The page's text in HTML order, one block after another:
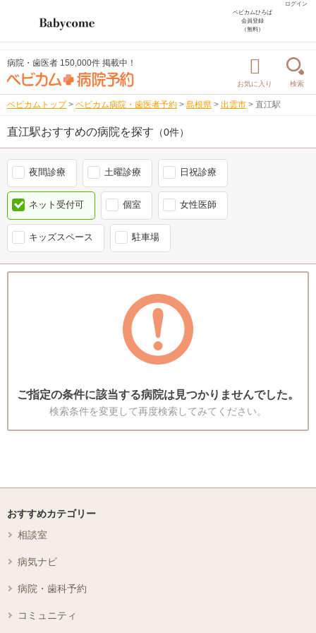
ログイン
ベビカムひろば
会員登録
（無料）
病院・歯医者 150,000件 掲載中！
お気に入り 検索
ベビカムトップ > ベビカム病院・歯医者予約 > 島根県 > 出雲市 > 直江駅
直江駅おすすめの病院を探す （0件）
夜間診療 土曜診療 日祝診療
ネット受付可 個室 女性医師
キッズスペース 駐車場
ご指定の条件に該当する病院は見つかりませんでした。
検索条件を変更して再度検索してみてください。
おすすめカテゴリー
相談室
病気ナビ
病院・歯科予約
コミュニティ